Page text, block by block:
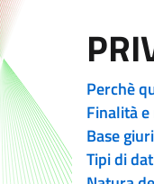
Perchè
Finalità
Base
Tipi di